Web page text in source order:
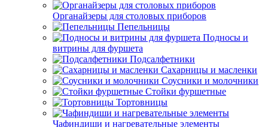
Органайзеры для столовых приборов
Пепельницы
Подносы и
витрины для фуршета
Подсалфетники
Сахарницы и масленки
Соусники и молочники
Стойки фуршетные
Тортовницы
Чафиндиши и нагревательные элементы